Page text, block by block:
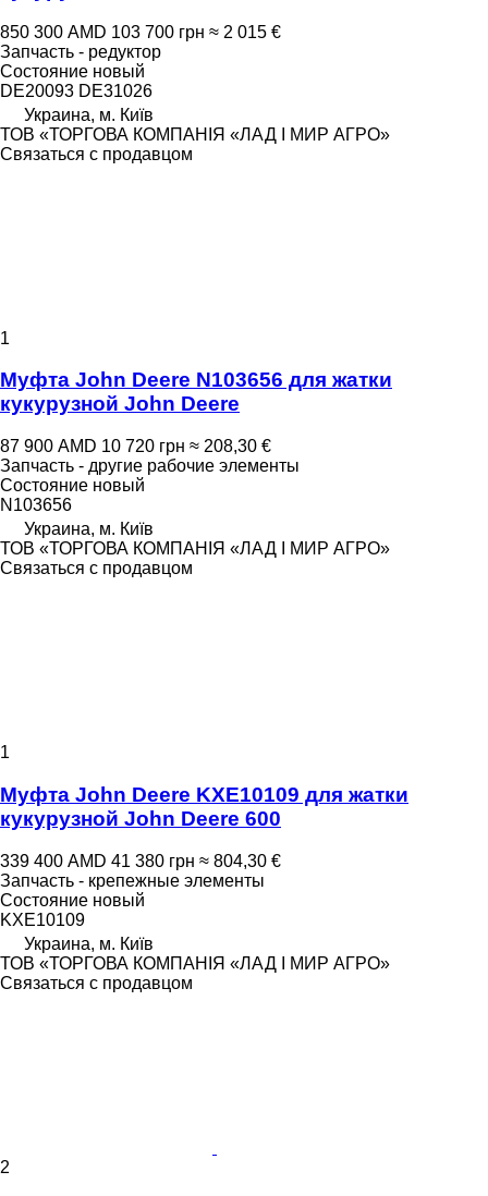
850 300 AMD 103 700 грн ≈ 2 015 €
Запчасть - редуктор
Состояние новый
DE20093 DE31026
Украина, м. Київ
ТОВ «ТОРГОВА КОМПАНІЯ «ЛАД І МИР АГРО»
Связаться с продавцом
1
Муфта John Deere N103656 для жатки
кукурузной John Deere
87 900 AMD 10 720 грн ≈ 208,30 €
Запчасть - другие рабочие элементы
Состояние новый
N103656
Украина, м. Київ
ТОВ «ТОРГОВА КОМПАНІЯ «ЛАД І МИР АГРО»
Связаться с продавцом
1
Муфта John Deere KXE10109 для жатки
кукурузной John Deere 600
339 400 AMD 41 380 грн ≈ 804,30 €
Запчасть - крепежные элементы
Состояние новый
KXE10109
Украина, м. Київ
ТОВ «ТОРГОВА КОМПАНІЯ «ЛАД І МИР АГРО»
Связаться с продавцом
2